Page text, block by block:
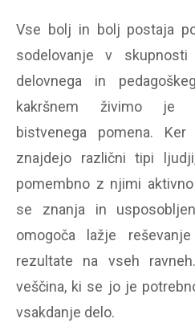
Vse bolj in bolj postaja
sodelovanje v
delovnega in
kakršnem živimo je
bistvenega pomena.
znajdejo različni tipi
pomembno z njimi
se znanja in
omogoča lažje
rezultate na vseh
veščina, ki se jo je
vsakdanje delo.